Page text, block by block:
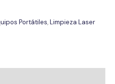
Portátiles,Limpieza Laser